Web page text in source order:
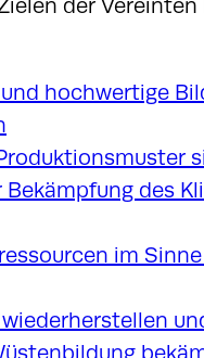
der